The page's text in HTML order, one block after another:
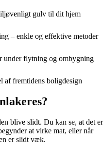
gulv til dit hjem
– enkle og effektive metoder
under flytning og ombygning
af fremtidens boligdesign
blive slidt. Du kan se, at det er
at virke mat, eller når
er slidt væk.